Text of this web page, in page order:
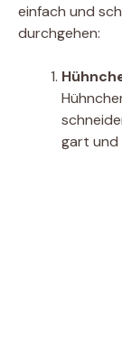
einfach und
durchgehen:
gart und